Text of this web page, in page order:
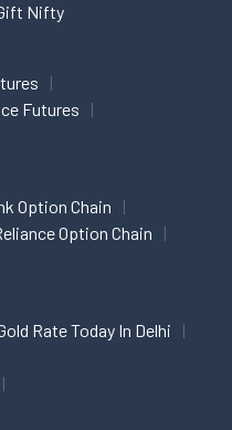
Nifty
Futures
Option Chain
Option Chain
Rate Today In Delhi